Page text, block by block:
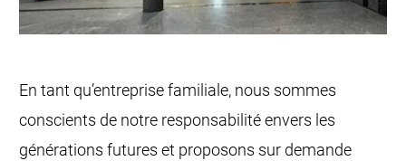
En tant qu’entreprise familiale, nous sommes
conscients de notre responsabilité envers les
générations futures et proposons sur demande